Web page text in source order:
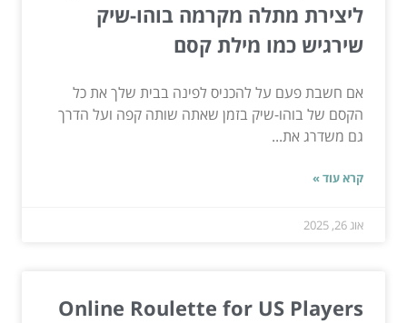
ליצירת מתלה מקרמה בוהו-שיק
שירגיש כמו מילת קסם
אם חשבת פעם על להכניס לפינה בבית שלך את כל
הקסם של בוהו-שיק בזמן שאתה שותה קפה ועל הדרך
גם משדרג את...
קרא עוד »
אוג 26, 2025
Online Roulette for US Players